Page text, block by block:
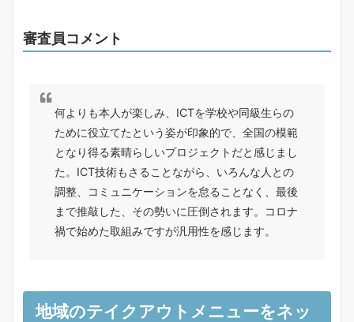
審査員コメント
何よりも本人が楽しみ、ICTを学校や同級生らの
ために役立てたという姿が印象的で、全国の模範
となり得る素晴らしいプロジェクトだと感じまし
た。ICT技術もさることながら、いろんな人との
調整、コミュニケーションを怠ることなく、最後
まで推敲した、その勢いに圧倒されます。コロナ
禍で始めた取組みですが汎用性を感じます。
地域のテイクアウトメニューをネッ